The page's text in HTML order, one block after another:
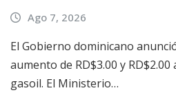
Ago 7, 2026
El Gobierno dominicano
aumento de RD$3.00 y
gasoil. El Ministerio…